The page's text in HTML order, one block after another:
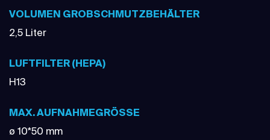
VOLUMEN GROBSCHMUTZBEHÄLTER
2,5 Liter
LUFTFILTER (HEPA)
H13
MAX. AUFNAHMEGRÖSSE
ø 10*50 mm